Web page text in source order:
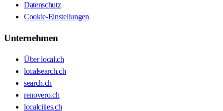
Datenschutz
Cookie-Einstellungen
Unternehmen
Über local.ch
localsearch.ch
search.ch
renovero.ch
localcities.ch